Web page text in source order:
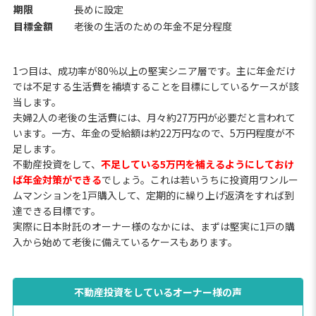
期限
長めに設定
目標金額
老後の生活のための年金不足分程度
1つ目は、成功率が80％以上の堅実シニア層です。主に年金だけ
では不足する生活費を補填することを目標にしているケースが該
当します。
夫婦2人の老後の生活費には、月々約27万円が必要だと言われて
います。一方、年金の受給額は約22万円なので、5万円程度が不
足します。
不動産投資をして、 不足している5万円を補えるようにしておけ
ば年金対策ができるでしょう。これは若いうちに投資用ワンルー
ムマンションを1戸購入して、定期的に繰り上げ返済をすれば到
達できる目標です。
実際に日本財託のオーナー様のなかには、まずは堅実に1戸の購
入から始めて老後に備えているケースもあります。
不動産投資をしているオーナー様の声